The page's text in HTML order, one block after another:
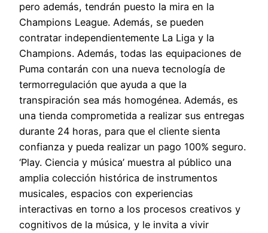
pero además, tendrán puesto la mira en la
Champions League. Además, se pueden
contratar independientemente La Liga y la
Champions. Además, todas las equipaciones de
Puma contarán con una nueva tecnología de
termorregulación que ayuda a que la
transpiración sea más homogénea. Además, es
una tienda comprometida a realizar sus entregas
durante 24 horas, para que el cliente sienta
confianza y pueda realizar un pago 100% seguro.
‘Play. Ciencia y música’ muestra al público una
amplia colección histórica de instrumentos
musicales, espacios con experiencias
interactivas en torno a los procesos creativos y
cognitivos de la música, y le invita a vivir